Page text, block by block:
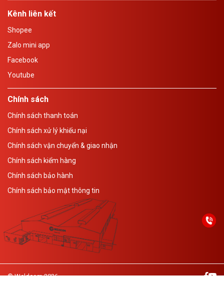
Kênh liên kết
Shopee
Zalo mini app
Facebook
Youtube
Chính sách
Chính sách thanh toán
Chính sách xử lý khiếu nại
Chính sách vận chuyển & giao nhận
Chính sách kiểm hàng
Chính sách bảo hành
Chính sách bảo mật thông tin
© Weldcom 2026